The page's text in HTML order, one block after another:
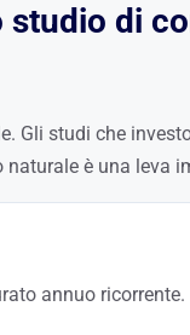
studio di
Gli studi che
è una leva
annuo ricorrente.